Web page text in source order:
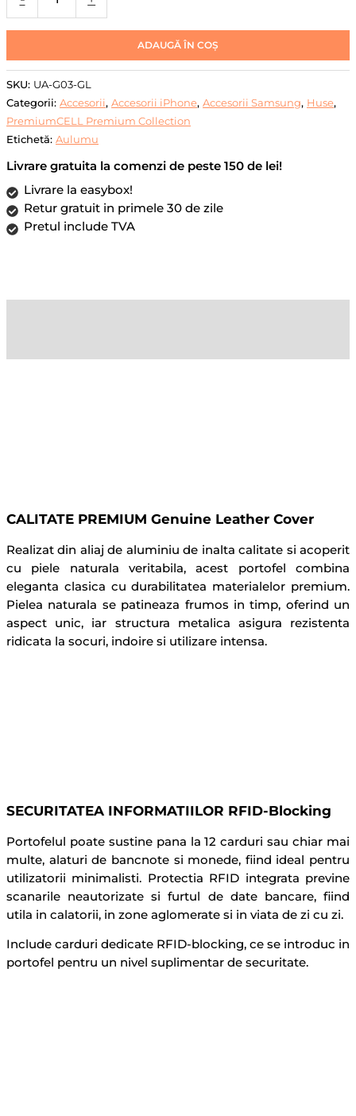
Aluminiu
Piele
Vegana,
Grip
elastic,
Kickstand
metalic
integrat,
suport
AirTag,
deschizator
la
ADAUGĂ ÎN COȘ
SKU: UA-G03-GL
Categorii: Accesorii, Accesorii iPhone, Accesorii Samsung, Huse,
PremiumCELL Premium Collection
Etichetă: Aulumu
Livrare gratuita la comenzi de peste 150 de lei!
Livrare la easybox!
Retur gratuit in primele 30 de zile
Pretul include TVA
CALITATE PREMIUM Genuine Leather Cover
Realizat din aliaj de aluminiu de inalta calitate si acoperit
cu piele naturala veritabila, acest portofel combina
eleganta clasica cu durabilitatea materialelor premium.
Pielea naturala se patineaza frumos in timp, oferind un
aspect unic, iar structura metalica asigura rezistenta
ridicata la socuri, indoire si utilizare intensa.
SECURITATEA INFORMATIILOR RFID-Blocking
Portofelul poate sustine pana la 12 carduri sau chiar mai
multe, alaturi de bancnote si monede, fiind ideal pentru
utilizatorii minimalisti. Protectia RFID integrata previne
scanarile neautorizate si furtul de date bancare, fiind
utila in calatorii, in zone aglomerate si in viata de zi cu zi.
Include carduri dedicate RFID-blocking, ce se introduc in
portofel pentru un nivel suplimentar de securitate.